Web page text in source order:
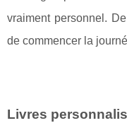
vraiment personnel.
de commencer la
Livres